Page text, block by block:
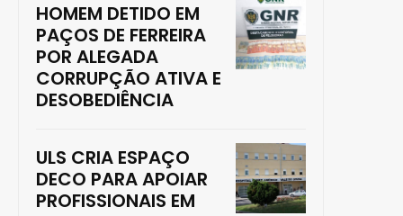
HOMEM DETIDO EM
PAÇOS DE FERREIRA
POR ALEGADA
CORRUPÇÃO ATIVA E
DESOBEDIÊNCIA
ULS CRIA ESPAÇO
DECO PARA APOIAR
PROFISSIONAIS EM